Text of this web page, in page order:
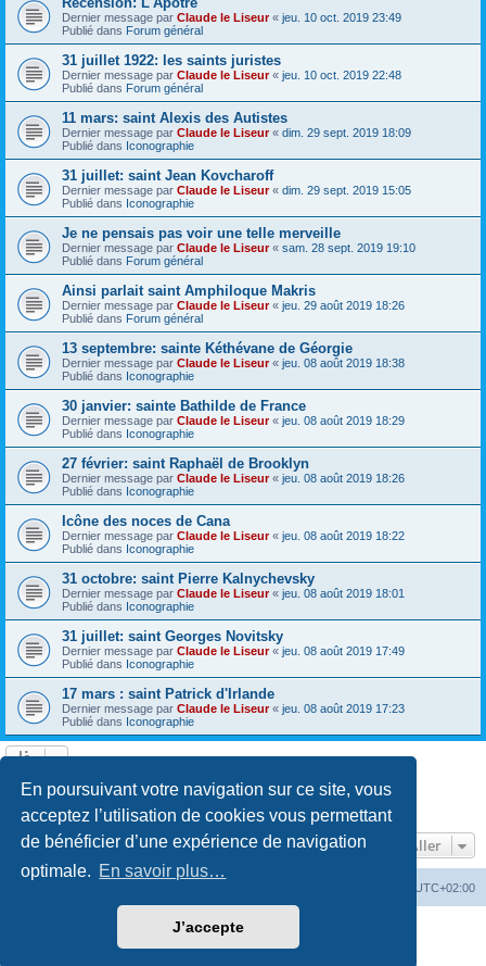
En poursuivant votre navigation sur ce site, vous
acceptez l’utilisation de cookies vous permettant
de bénéficier d’une expérience de navigation
optimale. En savoir plus…
J’accepte
Dernier message par Claude le Liseur« jeu. 10 oct. 2019 23:49
Publié dans Forum général
31 juillet 1922: les saints juristes
Dernier message par Claude le Liseur« jeu. 10 oct. 2019 22:48
Publié dans Forum général
11 mars: saint Alexis des Autistes
Dernier message par Claude le Liseur« dim. 29 sept. 2019 18:09
Publié dans Iconographie
31 juillet: saint Jean Kovcharoff
Dernier message par Claude le Liseur« dim. 29 sept. 2019 15:05
Publié dans Iconographie
Je ne pensais pas voir une telle merveille
Dernier message par Claude le Liseur« sam. 28 sept. 2019 19:10
Publié dans Forum général
Ainsi parlait saint Amphiloque Makris
Dernier message par Claude le Liseur« jeu. 29 août 2019 18:26
Publié dans Forum général
13 septembre: sainte Kéthévane de Géorgie
Dernier message par Claude le Liseur« jeu. 08 août 2019 18:38
Publié dans Iconographie
30 janvier: sainte Bathilde de France
Dernier message par Claude le Liseur« jeu. 08 août 2019 18:29
Publié dans Iconographie
27 février: saint Raphaël de Brooklyn
Dernier message par Claude le Liseur« jeu. 08 août 2019 18:26
Publié dans Iconographie
Icône des noces de Cana
Dernier message par Claude le Liseur« jeu. 08 août 2019 18:22
Publié dans Iconographie
31 octobre: saint Pierre Kalnychevsky
Dernier message par Claude le Liseur« jeu. 08 août 2019 18:01
Publié dans Iconographie
31 juillet: saint Georges Novitsky
Dernier message par Claude le Liseur« jeu. 08 août 2019 17:49
Publié dans Iconographie
17 mars : saint Patrick d'Irlande
Dernier message par Claude le Liseur« jeu. 08 août 2019 17:23
Publié dans Iconographie
Page1sur20
3
Aller
UTC+02:00
phpBB® Forum Software © phpBB Limited
©